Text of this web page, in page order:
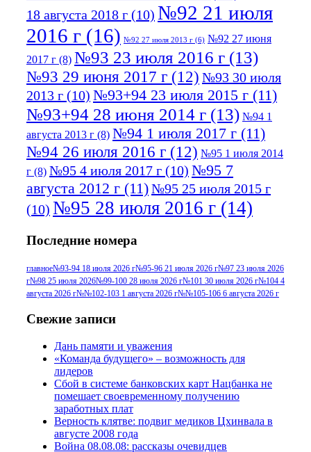
18 августа 2018 г (10) №92 21 июля
2016 г (16) №92 27 июля 2013 г (6) №92 27 июня
2017 г (8) №93 23 июля 2016 г (13)
№93 29 июня 2017 г (12) №93 30 июля
2013 г (10) №93+94 23 июля 2015 г (11)
№93+94 28 июня 2014 г (13) №94 1
августа 2013 г (8) №94 1 июля 2017 г (11)
№94 26 июля 2016 г (12) №95 1 июля 2014
г (8) №95 4 июля 2017 г (10) №95 7
августа 2012 г (11)№95 25 июля 2015 г
(10) №95 28 июля 2016 г (14)
июля 2017 г(11)№96 9 августа 2012
г(13) №96 28 июля 2015 г(9) №96+97 3
июля 2014 г(10)№96+97 30 июля
июля 2017 г
2012 г(15)№97 30 июля 2015 г
(15)№98 1 августа 2015 г
августа 2016 г(10)№98 5 июля 2014 г(10)
№98 8 августа 2013 г
августа 2012 г(14)
Последние номера
главное№93-94 18 июля 2026 г№95-96 21 июля 2026 г№97 23 июля 2026
г№98 25 июля 2026№99-100 28 июля 2026 г№101 30 июля 2026 г№104 4
августа 2026 г№№102-103 1 августа 2026 г№№105-106 6 августа 2026 г
Свежие записи
Дань памяти и уважения
«Команда будущего» – возможность для
лидеров
Сбой в системе банковских карт Нацбанка не
помешает своевременному получению
заработных плат
Верность клятве: подвиг медиков Цхинвала в
августе 2008 года
Война 08.08.08: рассказы очевидцев